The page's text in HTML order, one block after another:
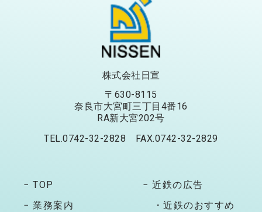
株式会社日宣
〒630-8115
奈良市大宮町三丁目4番16
RA新大宮202号
TEL.0742-32-2828 FAX.0742-32-2829
− TOP
− 業務案内
− 近鉄の広告
・近鉄のおすすめ